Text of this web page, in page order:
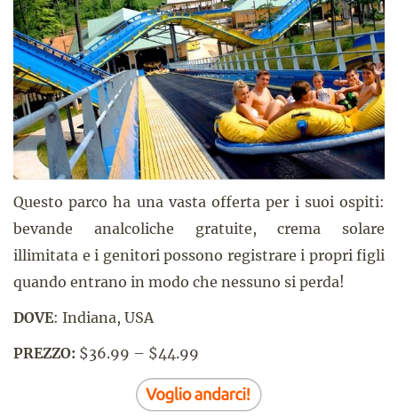
Questo parco ha una vasta offerta per i suoi ospiti:
bevande analcoliche gratuite, crema solare
illimitata e i genitori possono registrare i propri figli
quando entrano in modo che nessuno si perda!
DOVE: Indiana, USA
PREZZO: $36.99 – $44.99